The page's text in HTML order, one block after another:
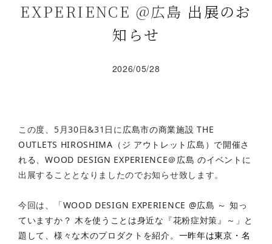
EXPERIENCE @広島 出展のお
知らせ
2026/05/28
この度、5月30日&31日に広島市の商業施設 THE
OUTLETS HIROSHIMA（ジ アウトレット広島）で開催さ
れる、WOOD DESIGN EXPERIENCE＠広島 のイベントに
出展することとなりましたのでお知らせ致します。
今回は、
「WOOD DESIGN EXPERIENCE @広島 ～ 知っ
ていますか？ 木を使うことは身近な『花粉症対策』～」と
題して、様々な木のプロダクトを紹介。 一昨年は東京・名